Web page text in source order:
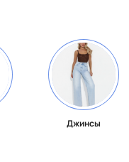
Джинсы